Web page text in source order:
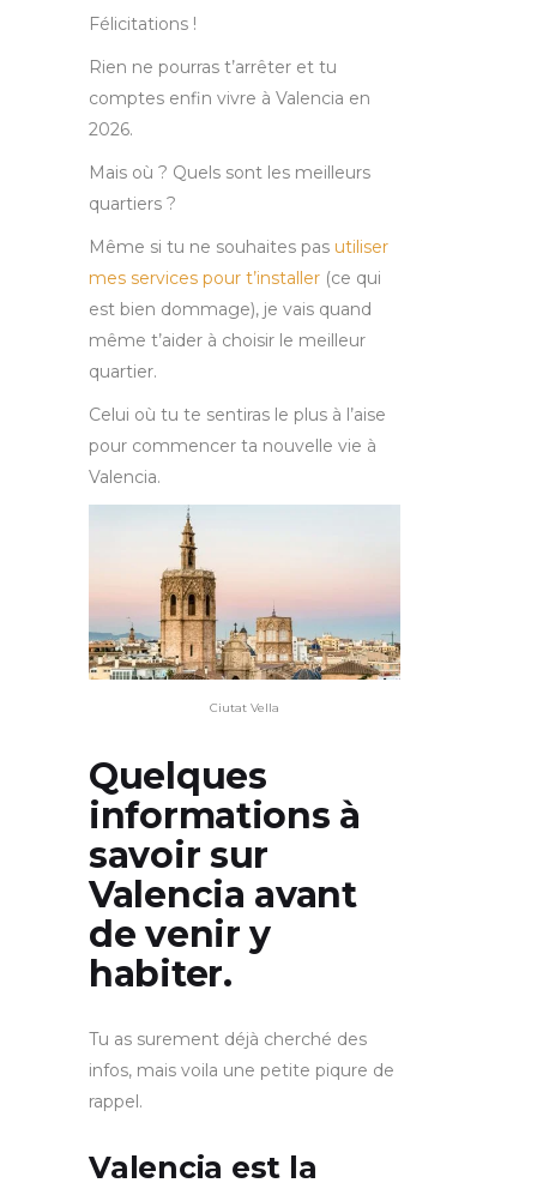
Félicitations !
Rien ne pourras t’arrêter et tu
comptes enfin vivre à Valencia en
2026.
Mais où ? Quels sont les meilleurs
quartiers ?
Même si tu ne souhaites pas utiliser
mes services pour t’installer (ce qui
est bien dommage), je vais quand
même t’aider à choisir le meilleur
quartier.
Celui où tu te sentiras le plus à l’aise
pour commencer ta nouvelle vie à
Valencia.
Ciutat Vella
Quelques
informations à
savoir sur
Valencia avant
de venir y
habiter.
Tu as surement déjà cherché des
infos, mais voila une petite piqure de
rappel.
Valencia est la